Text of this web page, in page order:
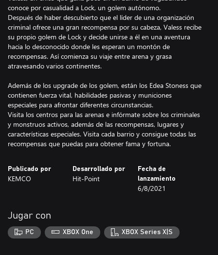
conoce por casualidad a Lock, un golem autónomo.
Después de haber descubierto que el líder de una organización
criminal ofrece una gran recompensa por su cabeza, Valess recibe
su propio golem de Lock y decide unirse a él en una aventura
hacia lo desconocido donde les esperan un montón de
recompensas. Así comienza su viaje entre arena y grasa
atravesando varios continentes.
Además de los upgrade de los golem, están los Edea Stoness que
contienen fuerza vital, habilidades pasivas y municiones
especiales para afrontar diferentes circunstancias.
Visita los centros para las arenas e infórmate sobre los criminales
y monstruos activos, además de las recompensas, lugares y
características especiales. Visita cada barrio y consigue todas las
recompensas que puedas para obtener fama y fortuna.
Publicado por
KEMCO
Desarrollado por
Hit-Point
Fecha de
lanzamiento
6/8/2021
Jugar con
PC XBOX One XBOX Series X|S